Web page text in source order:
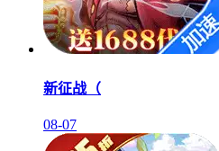
新征战（
08-07